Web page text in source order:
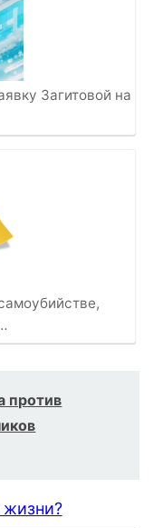
Загитовой на
против